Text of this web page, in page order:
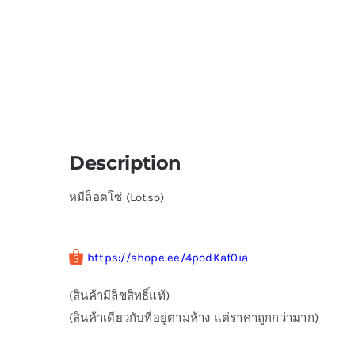
Description
หมีล็อตโซ่ (Lotso)
https://shope.ee/4podKaf0ia
(สินค้ามีลิขสิทธิ์แท้)
(สินค้าเดียวกับที่อยู่ตามห้าง แต่ราคาถูกกว่ามาก)